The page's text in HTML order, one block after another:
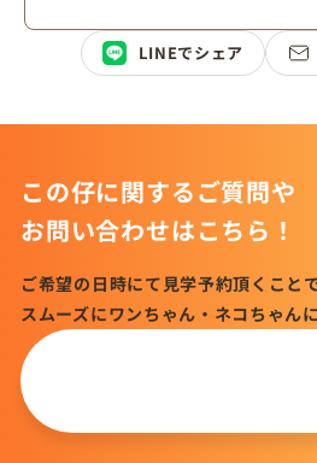
LINEでシェア
この仔に関するご質問や
お問い合わせはこちら！
ご希望の日時にて見学予約頂くこと
スムーズにワンちゃん・ネコちゃん